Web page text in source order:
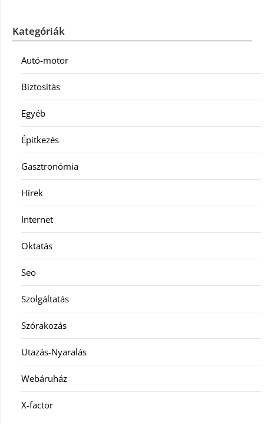
Kategóriák
Autó-motor
Biztosítás
Egyéb
Építkezés
Gasztronómia
Hírek
Internet
Oktatás
Seo
Szolgáltatás
Szórakozás
Utazás-Nyaralás
Webáruház
X-factor